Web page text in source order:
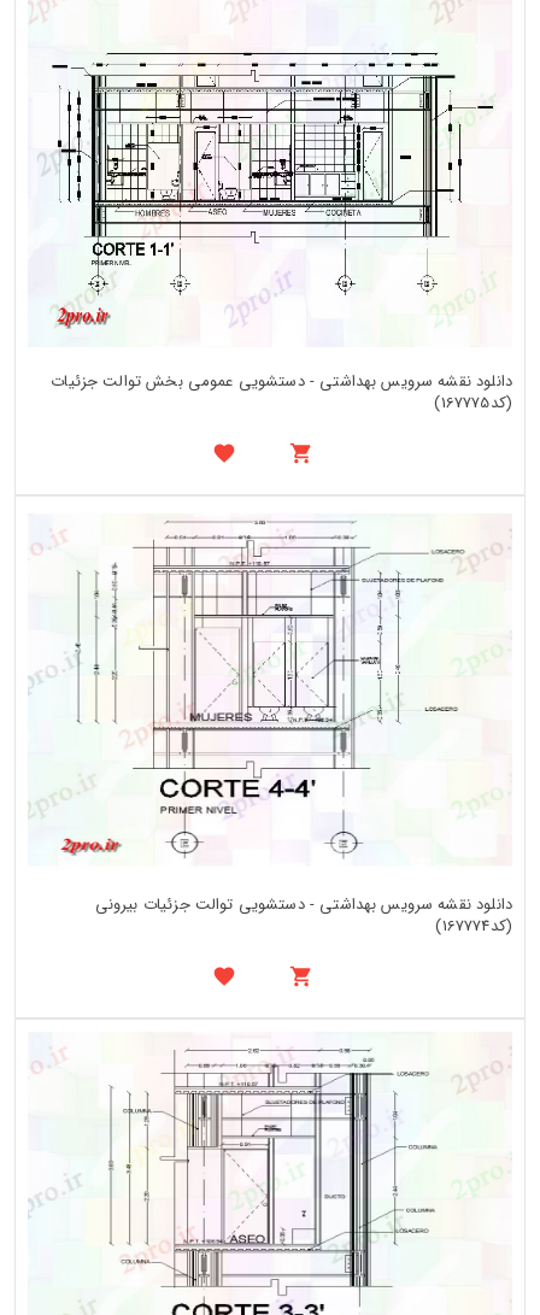
دانلود نقشه سرویس بهداشتی - دستشویی عمومی بخش توالت جزئیات
(کد167775)
دانلود نقشه سرویس بهداشتی - دستشویی توالت جزئیات بیرونی
(کد167774)